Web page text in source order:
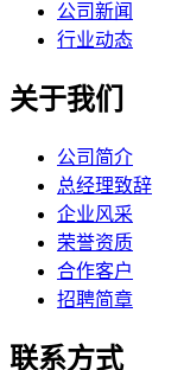
公司新闻
行业动态
关于我们
公司简介
总经理致辞
企业风采
荣誉资质
合作客户
招聘简章
联系方式